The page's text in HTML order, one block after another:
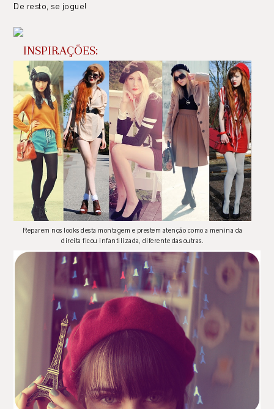
De resto, se jogue!
INSPIRAÇÕES:
Reparem nos looks desta montagem e prestem atenção como a menina da
direita ficou infantilizada, diferente das outras.